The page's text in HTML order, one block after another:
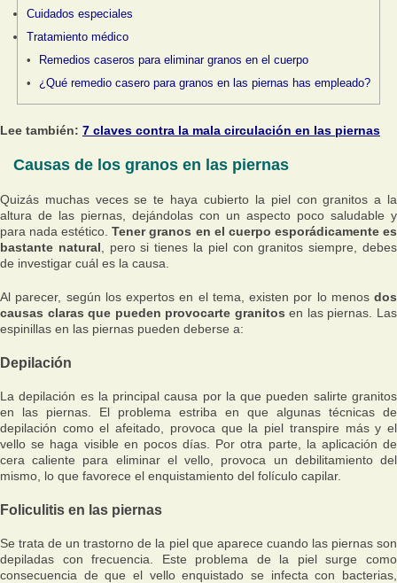
Cuidados especiales
Tratamiento médico
Remedios caseros para eliminar granos en el cuerpo
¿Qué remedio casero para granos en las piernas has empleado?
Lee también: 7 claves contra la mala circulación en las piernas
Causas de los granos en las piernas
Quizás muchas veces se te haya cubierto la piel con granitos a la
altura de las piernas, dejándolas con un aspecto poco saludable y
para nada estético.Tener granos en el cuerpo esporádicamente es
bastante natural , pero si tienes la piel con granitos siempre, debes
de investigar cuál es la causa.
Al parecer, según los expertos en el tema, existen por lo menos dos
causas claras que pueden provocarte granitos en las piernas. Las
espinillas en las piernas pueden deberse a:
Depilación
La depilación es la principal causa por la que pueden salirte granitos
en las piernas. El problema estriba en que algunas técnicas de
depilación como el afeitado, provoca que la piel transpire más y el
vello se haga visible en pocos días. Por otra parte, la aplicación de
cera caliente para eliminar el vello, provoca un debilitamiento del
mismo, lo que favorece el enquistamiento del folículo capilar.
Foliculitis en las piernas
Se trata de un trastorno de la piel que aparece cuando las piernas son
depiladas con frecuencia. Este problema de la piel surge como
consecuencia de que el vello enquistado se infecta con bacterias,